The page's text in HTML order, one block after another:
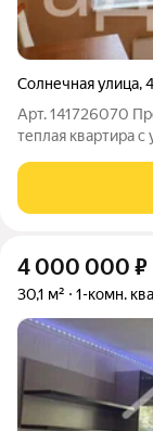
Солнечная улица,
Арт. 141726070
теплая квартира с
Тихие и спокойные соседи Окна выходят
4 000 000 ₽
30,1 м² 1-комн.